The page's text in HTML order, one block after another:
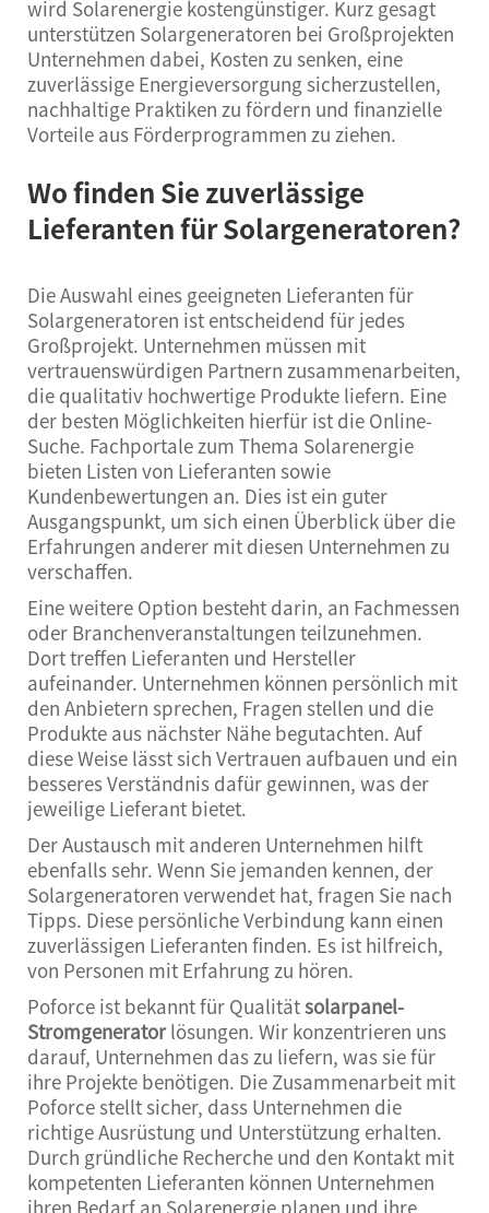
wird Solarenergie kostengünstiger. Kurz gesagt
unterstützen Solargeneratoren bei Großprojekten
Unternehmen dabei, Kosten zu senken, eine
zuverlässige Energieversorgung sicherzustellen,
nachhaltige Praktiken zu fördern und finanzielle
Vorteile aus Förderprogrammen zu ziehen.
Wo finden Sie zuverlässige
Lieferanten für Solargeneratoren?
Die Auswahl eines geeigneten Lieferanten für
Solargeneratoren ist entscheidend für jedes
Großprojekt. Unternehmen müssen mit
vertrauenswürdigen Partnern zusammenarbeiten,
die qualitativ hochwertige Produkte liefern. Eine
der besten Möglichkeiten hierfür ist die Online-
Suche. Fachportale zum Thema Solarenergie
bieten Listen von Lieferanten sowie
Kundenbewertungen an. Dies ist ein guter
Ausgangspunkt, um sich einen Überblick über die
Erfahrungen anderer mit diesen Unternehmen zu
verschaffen.
Eine weitere Option besteht darin, an Fachmessen
oder Branchenveranstaltungen teilzunehmen.
Dort treffen Lieferanten und Hersteller
aufeinander. Unternehmen können persönlich mit
den Anbietern sprechen, Fragen stellen und die
Produkte aus nächster Nähe begutachten. Auf
diese Weise lässt sich Vertrauen aufbauen und ein
besseres Verständnis dafür gewinnen, was der
jeweilige Lieferant bietet.
Der Austausch mit anderen Unternehmen hilft
ebenfalls sehr. Wenn Sie jemanden kennen, der
Solargeneratoren verwendet hat, fragen Sie nach
Tipps. Diese persönliche Verbindung kann einen
zuverlässigen Lieferanten finden. Es ist hilfreich,
von Personen mit Erfahrung zu hören.
Poforce ist bekannt für Qualitätsolarpanel-
Stromgeneratorlösungen. Wir konzentrieren uns
darauf, Unternehmen das zu liefern, was sie für
ihre Projekte benötigen. Die Zusammenarbeit mit
Poforce stellt sicher, dass Unternehmen die
richtige Ausrüstung und Unterstützung erhalten.
Durch gründliche Recherche und den Kontakt mit
kompetenten Lieferanten können Unternehmen
ihren Bedarf an Solarenergie planen und ihre